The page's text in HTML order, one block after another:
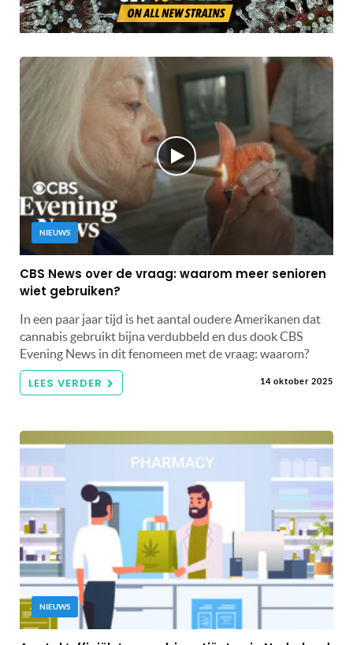
NIEUWS
CBS News over de vraag: waarom meer senioren
wiet gebruiken?
In een paar jaar tijd is het aantal oudere Amerikanen dat
cannabis gebruikt bijna verdubbeld en dus dook CBS
Evening News in dit fenomeen met de vraag: waarom?
LEES VERDER 14 oktober 2025
NIEUWS